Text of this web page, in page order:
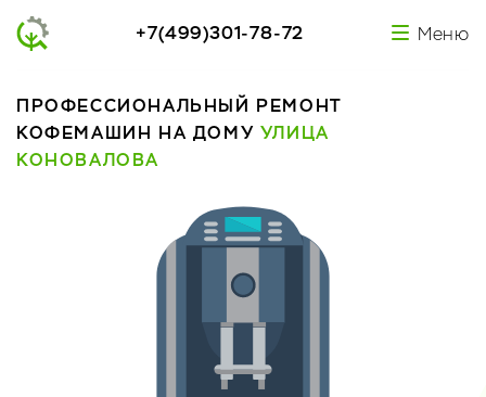
+7(499)301-78-72 Меню
ПРОФЕССИОНАЛЬНЫЙ РЕМОНТ
КОФЕМАШИН НА ДОМУ УЛИЦА
КОНОВАЛОВА